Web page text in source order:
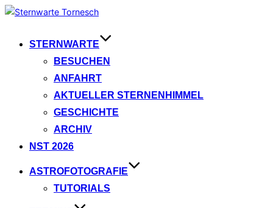
Zum
springenSTERNWARTE
BESUCHEN
ANFAHRT
AKTUELLER STERNENHIMMEL
GESCHICHTE
ARCHIV
NST 2026
ASTROFOTOGRAFIE
TUTORIALS